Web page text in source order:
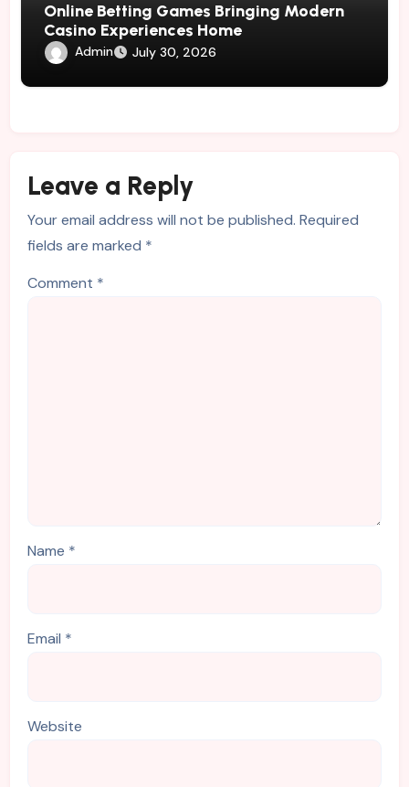
Online Betting Games Bringing Modern
Casino Experiences Home
Admin July 30, 2026
Leave a Reply
Your email address will not be published. Required
fields are marked *
Comment *
Name *
Email *
Website